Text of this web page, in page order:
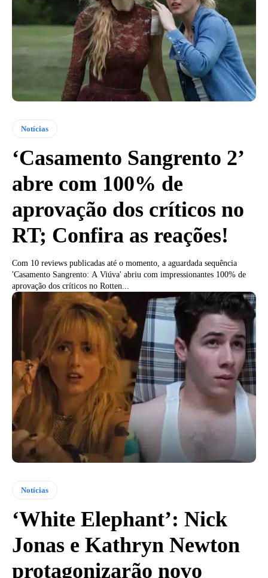
Notícias
‘Casamento Sangrento 2’
abre com 100% de
aprovação dos críticos no
RT; Confira as reações!
Com 10 reviews publicadas até o momento, a aguardada sequência
'Casamento Sangrento: A Viúva' abriu com impressionantes 100% de
aprovação dos críticos no Rotten...
Notícias
‘White Elephant’: Nick
Jonas e Kathryn Newton
protagonizarão novo